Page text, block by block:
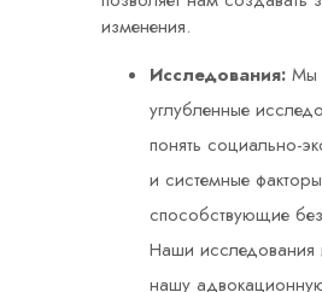
изменения.
Исследования: Мы
углубленные
понять социально-
и системные
способствующие
Наши
нашу